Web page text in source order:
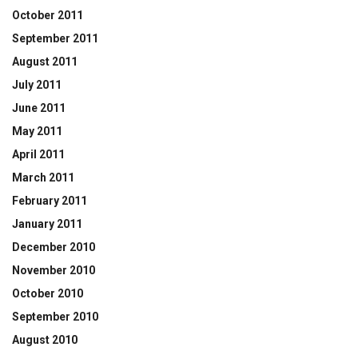
October 2011
September 2011
August 2011
July 2011
June 2011
May 2011
April 2011
March 2011
February 2011
January 2011
December 2010
November 2010
October 2010
September 2010
August 2010